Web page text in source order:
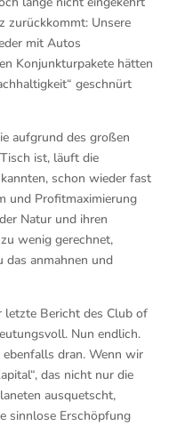
zurückkommt: Unsere
mit Autos
Konjunkturpakete hätten
geschnürt
aufgrund des großen
ist, läuft die
schon wieder fast
und Profitmaximierung
Natur und ihren
wenig gerechnet,
das anmahnen und
letzte Bericht des Club of
Nun endlich.
dran. Wenn wir
das nicht nur die
ausquetscht,
sinnlose Erschöpfung